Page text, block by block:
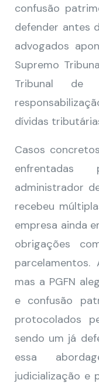
confusão
defender antes
advogados
Supremo
Tribunal
dívidas
Casos
enfrentadas
administrador
recebeu
empresa ainda
obrigações
mas a PGFN
e confusão
protocolados
sendo um já
essa
judicialização e